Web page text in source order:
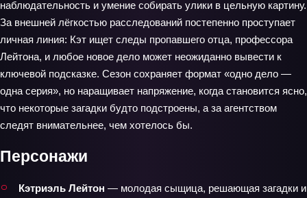
наблюдательность и умение собирать улики в цельную картину.
За внешней лёгкостью расследований постепенно проступает
личная линия: Кэт ищет следы пропавшего отца, профессора
Лейтона, и любое новое дело может неожиданно вывести к
ключевой подсказке. Сезон сохраняет формат «одно дело —
одна серия», но наращивает напряжение, когда становится ясно,
что некоторые загадки будто подстроены, а за агентством
следят внимательнее, чем хотелось бы.
Персонажи
Кэтриэль Лейтон — молодая сыщица, решающая загадки и